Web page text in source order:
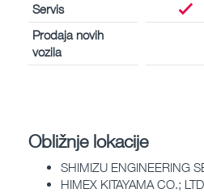
Servis
Prodaja novih
vozila
Obližnje lokacije
SHIMIZU ENGINEERING
HIMEX KITAYAMA CO.;